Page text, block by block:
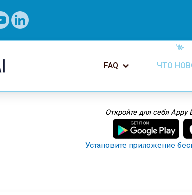
FAQ ЧТО
Откройте для себя Appy
Установите приложение